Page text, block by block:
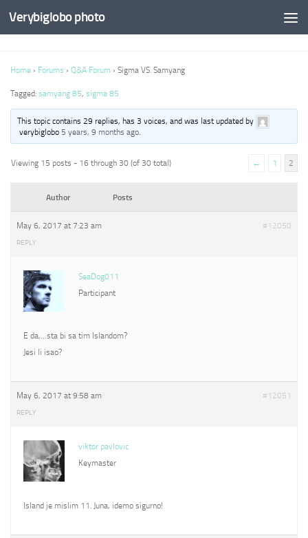
Verybiglobo photo
Home › Forums › Q&A Forum › Sigma VS. Samyang
Tagged: samyang 85, sigma 85
This topic contains 29 replies, has 3 voices, and was last updated by
verybiglobo 5 years, 9 months ago.
Viewing 15 posts - 16 through 30 (of 30 total) ← 1 2
Author Posts
May 6, 2017 at 7:23 am #12050
REPLY
SeaDog011
Participant
E da,…sta bi sa tim Islandom?
Jesi li isao?
May 6, 2017 at 9:58 am #12051
REPLY
viktor pavlovic
Keymaster
Island je mislim 11. Juna, idemo sigurno!